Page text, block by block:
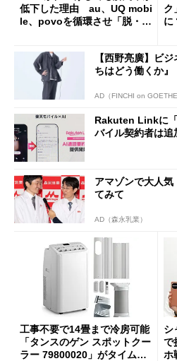
低下した理由 au、UQ mobi
le、povoを循環させ「脱・販
ク
に
【西野亮廣】ビ
ちはどう働くか』
AD（FINCHI on GOETHE
Rakuten Linkに
バイル契約者は追
アマゾンで大人
てみて
AD（森永乳業）
工事不要で14畳まで冷房可能
「タンスのゲン スポットクー
ラー 79800020」がタイムセ
シ
で
ホ